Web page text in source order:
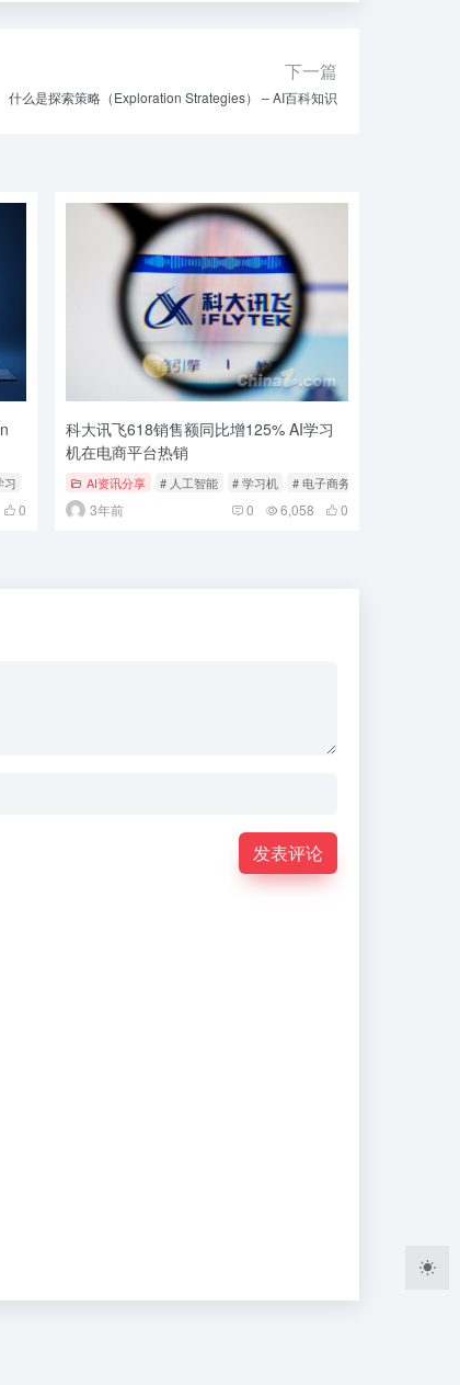
下一篇
什么是探索策略（Exploration Strategies） – AI百科知识
习
0
科大讯飞618销售额同比增125% AI学习
机在电商平台热销
AI资讯分享 # 人工智能 # 学习机 # 电子商务
3年前 0 6,058 0
发表评论